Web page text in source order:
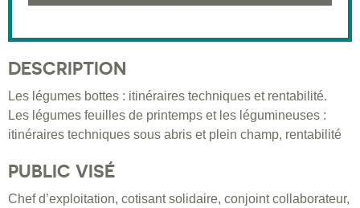
DESCRIPTION
Les légumes bottes : itinéraires techniques et rentabilité.
Les légumes feuilles de printemps et les légumineuses :
itinéraires techniques sous abris et plein champ, rentabilité
PUBLIC VISÉ
Chef d’exploitation, cotisant solidaire, conjoint collaborateur,